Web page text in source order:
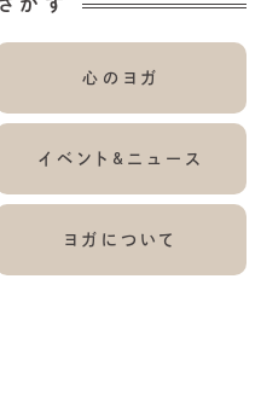
心のヨガ
イベント&ニュース
ヨガについて